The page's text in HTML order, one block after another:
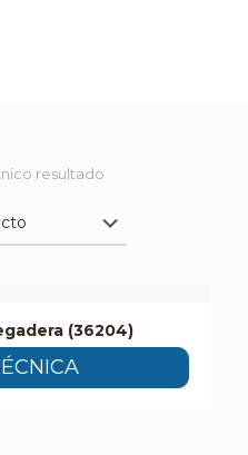
resultado
(36204)